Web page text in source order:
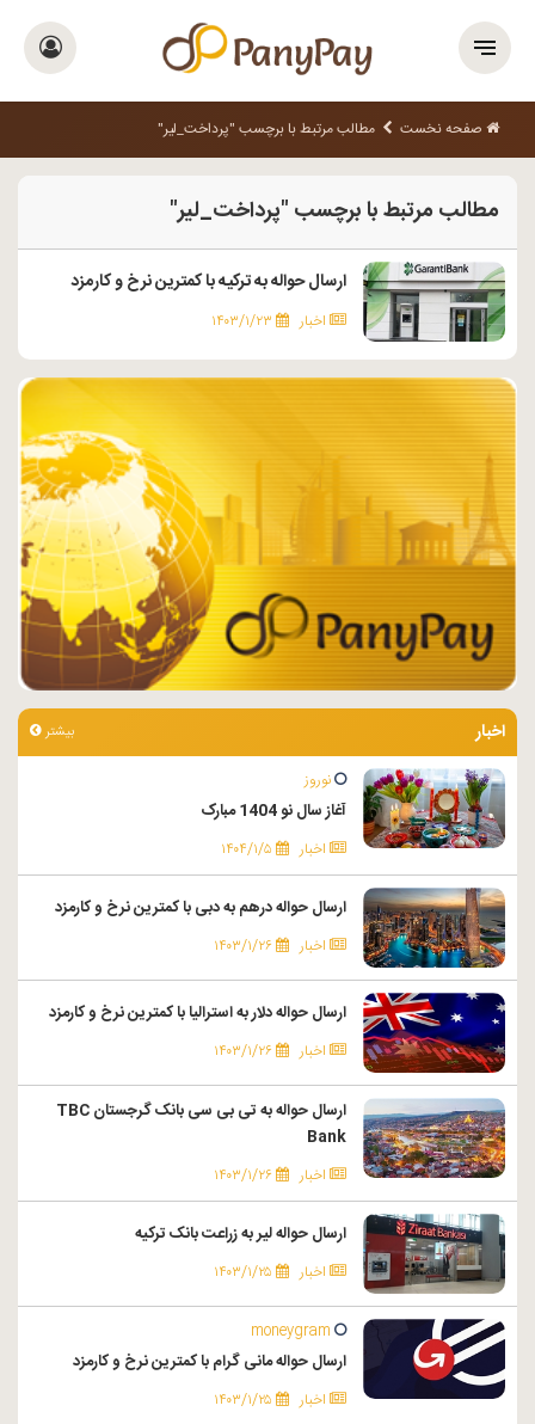
صفحه نخست مطالب مرتبط با برچسب "پرداخت_لیر"
مطالب مرتبط با برچسب "پرداخت_لیر"
ارسال حواله به ترکیه با کمترین نرخ و کارمزد
اخبار ۱۴۰۳/۱/۲۳
اخبار بیشتر
نوروز
آغاز سال نو 1404 مبارک
اخبار ۱۴۰۴/۱/۵
ارسال حواله درهم به دبی با کمترین نرخ و کارمزد
اخبار ۱۴۰۳/۱/۲۶
ارسال حواله دلار به استرالیا با کمترین نرخ و کارمزد
اخبار ۱۴۰۳/۱/۲۶
ارسال حواله به تی بی سی بانک گرجستان TBC
Bank
اخبار ۱۴۰۳/۱/۲۶
ارسال حواله لیر به زراعت بانک ترکیه
اخبار ۱۴۰۳/۱/۲۵
moneygram
ارسال حواله مانی گرام با کمترین نرخ و کارمزد
اخبار ۱۴۰۳/۱/۲۵